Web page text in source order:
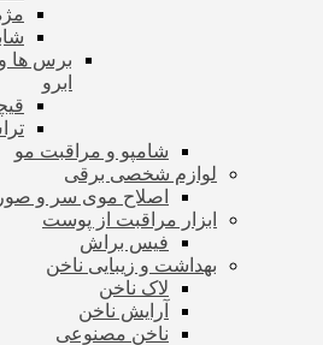
برس ها
ابرو
شامپو و مراقبت مو
لوازم شخصی برقی
اصلاح موی سر و
ابزار مراقبت از پوست
فیس براش
بهداشت و زیبایی ناخن
لاک ناخن
آرایش ناخن
ناخن مصنوعی